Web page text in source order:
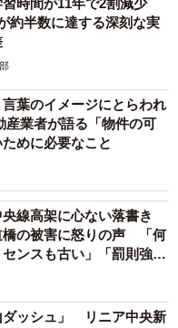
時間が11年で2割減少
約半数に達する深刻な実
言葉のイメージにとらわれ
産業者が語る「物件の可
めに必要なこと
央線高架に心ない落書き
橋の被害に怒りの声 「何
ンスも古い」「罰則強化
ダッシュ」 リニア中央新